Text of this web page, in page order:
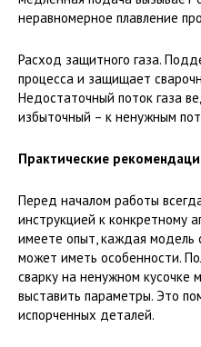
неравномерное плавление
Расход защитного газа.
процесса и защищает
Недостаточный поток газа
избыточный – к ненужным
Практические
Перед началом работы
инструкцией к конкретному
имеете опыт, каждая модель
может иметь особенности.
сварку на ненужном кусочке
выставить параметры. Это
испорченных деталей.